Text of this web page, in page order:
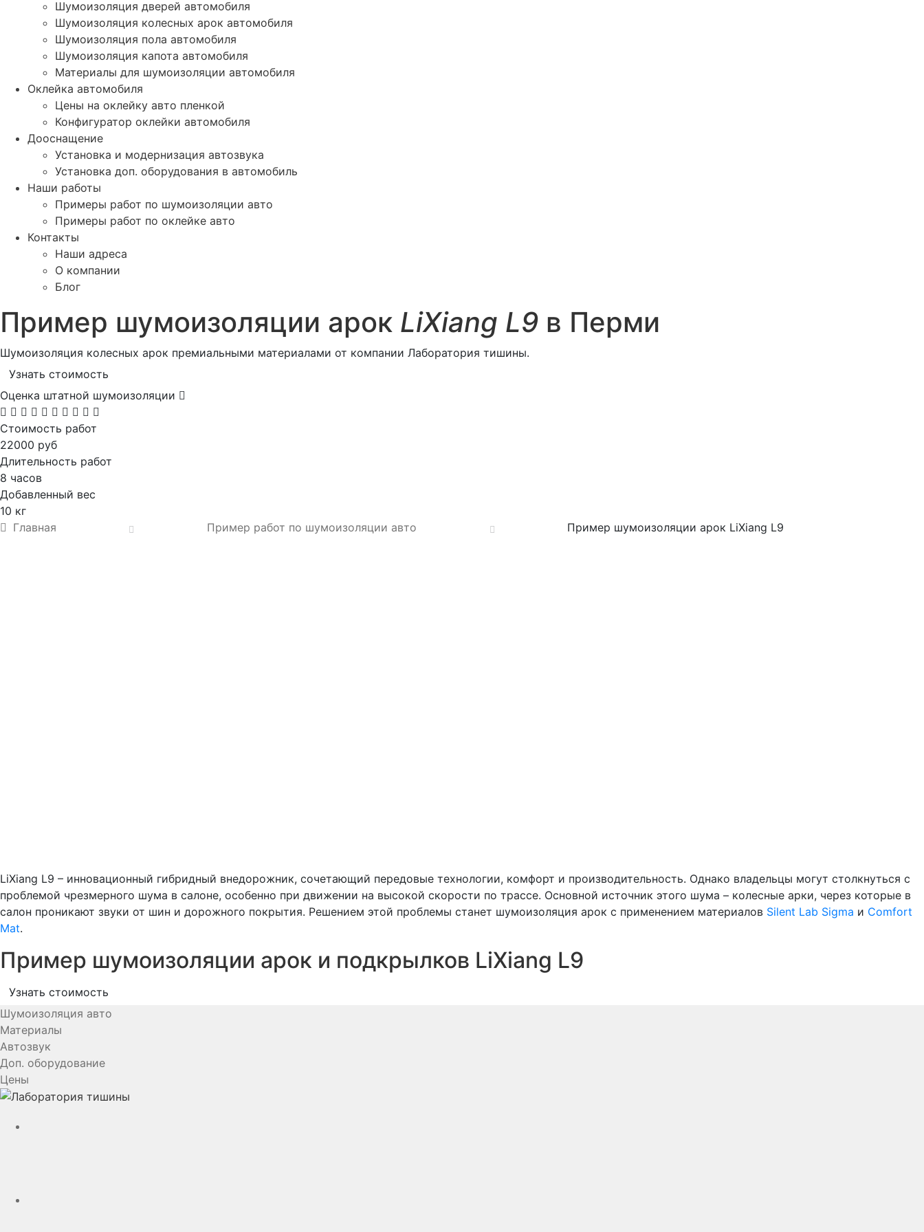
Шумоизоляция дверей автомобиля
Шумоизоляция колесных арок автомобиля
Шумоизоляция пола автомобиля
Шумоизоляция капота автомобиля
Материалы для шумоизоляции автомобиля
Оклейка автомобиля
Цены на оклейку авто пленкой
Конфигуратор оклейки автомобиля
Дооснащение
Установка и модернизация автозвука
Установка доп. оборудования в автомобиль
Наши работы
Примеры работ по шумоизоляции авто
Примеры работ по оклейке авто
Контакты
Наши адреса
О компании
Блог
Пример шумоизоляции арок LiXiang L9 в Перми
Шумоизоляция колесных арок премиальными материалами от компании Лаборатория тишины.
Узнать стоимость
Оценка штатной шумоизоляции
Стоимость работ
22000 руб
Длительность работ
8 часов
Добавленный вес
10 кг
Главная
Пример работ по шумоизоляции авто Пример шумоизоляции арок LiXiang L9
LiXiang L9 – инновационный гибридный внедорожник, сочетающий передовые технологии, комфорт и производительность. Однако владельцы могут столкнуться с
проблемой чрезмерного шума в салоне, особенно при движении на высокой скорости по трассе. Основной источник этого шума – колесные арки, через которые в
салон проникают звуки от шин и дорожного покрытия. Решением этой проблемы станет шумоизоляция арок с применением материалов Silent Lab Sigma и Comfort
Mat.
Пример шумоизоляции арок и подкрылков LiXiang L9
Узнать стоимость
Шумоизоляция авто
Материалы
Автозвук
Доп. оборудование
Цены